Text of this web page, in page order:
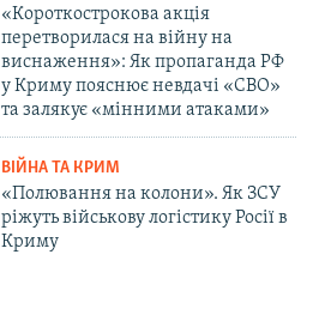
«Короткострокова акція
перетворилася на війну на
виснаження»: Як пропаганда РФ
у Криму пояснює невдачі «СВО»
та залякує «мінними атаками»
ВІЙНА ТА КРИМ
«Полювання на колони». Як ЗСУ
ріжуть військову логістику Росії в
Криму